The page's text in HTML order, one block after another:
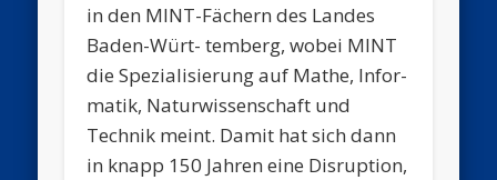
in den MINT-Fächern des Landes
Baden-Würt- temberg, wobei MINT
die Spezialisierung auf Mathe, Infor-
matik, Naturwissenschaft und
Technik meint. Damit hat sich dann
in knapp 150 Jahren eine Disruption,